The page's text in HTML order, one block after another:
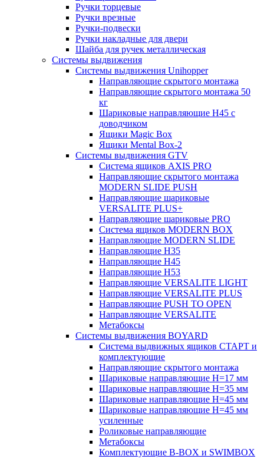
Ручки торцевые
Ручки врезные
Ручки-подвески
Ручки накладные для двери
Шайба для ручек металлическая
Системы выдвижения
Системы выдвижения Unihopper
Направляющие скрытого монтажа
Направляющие скрытого монтажа 50
кг
Шариковые направляющие H45 с
доводчиком
Ящики Magic Box
Ящики Mental Box-2
Системы выдвижения GTV
Система ящиков AXIS PRO
Направляющие скрытого монтажа
MODERN SLIDE PUSH
Направляющие шариковые
VERSALITE PLUS+
Направляющие шариковые PRO
Система ящиков MODERN BOX
Направляющие MODERN SLIDE
Направляющие H35
Направляющие H45
Направляющие H53
Направляющие VERSALITE LIGHT
Направляющие VERSALITE PLUS
Направляющие PUSH TO OPEN
Направляющие VERSALITE
Метабоксы
Системы выдвижения BOYARD
Система выдвижных ящиков СТАРТ и
комплектующие
Направляющие скрытого монтажа
Шариковые направляющие H=17 мм
Шариковые направляющие H=35 мм
Шариковые направляющие H=45 мм
Шариковые направляющие H=45 мм
усиленные
Роликовые направляющие
Метабоксы
Комплектующие B-BOX и SWIMBOX